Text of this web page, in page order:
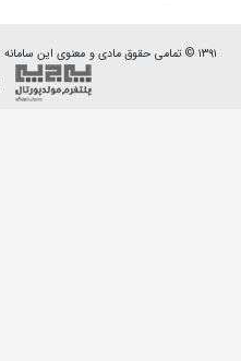
۱۳۹۱ © تمامی حقوق مادی و معنوی این سامانه متعلق به پایگاه خبری - تحلیلی نصرنیوز می باشد.